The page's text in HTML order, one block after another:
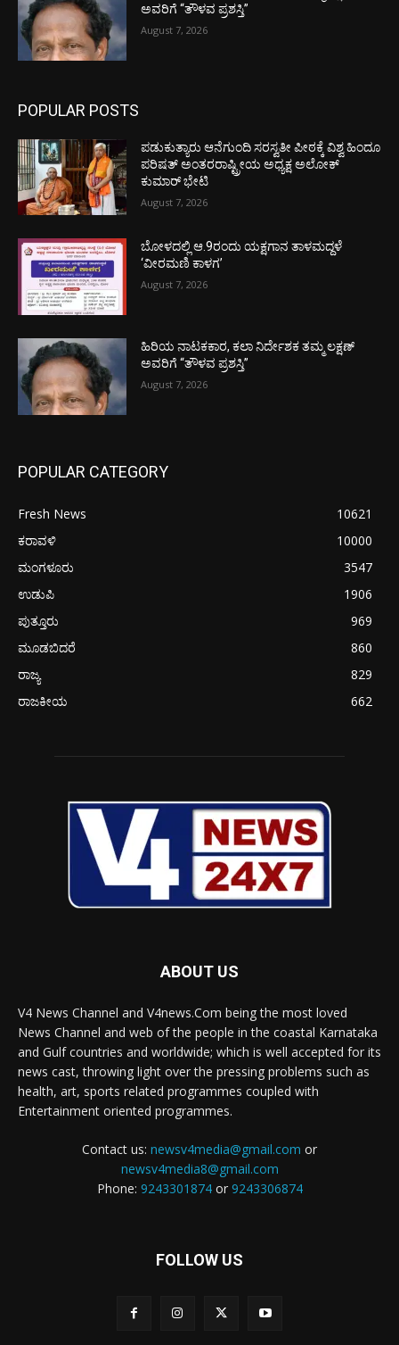
ಅವರಿಗೆ “ತೌಳವ ಪ್ರಶಸ್ತಿ”
August 7, 2026
POPULAR POSTS
ಪಡುಕುತ್ಯಾರು ಆನೆಗುಂದಿ ಸರಸ್ವತೀ ಪೀಠಕ್ಕೆ ವಿಶ್ವ ಹಿಂದೂ
ಪರಿಷತ್ ಅಂತರರಾಷ್ಟ್ರೀಯ ಅಧ್ಯಕ್ಷ ಅಲೋಕ್
ಕುಮಾರ್ ಭೇಟಿ
August 7, 2026
ಬೋಳದಲ್ಲಿ ಆ.9ರಂದು ಯಕ್ಷಗಾನ ತಾಳಮದ್ದಳೆ
‘ವೀರಮಣಿ ಕಾಳಗ’
August 7, 2026
ಹಿರಿಯ ನಾಟಕಕಾರ, ಕಲಾ ನಿರ್ದೇಶಕ ತಮ್ಮ ಲಕ್ಷಣ್
ಅವರಿಗೆ “ತೌಳವ ಪ್ರಶಸ್ತಿ”
August 7, 2026
POPULAR CATEGORY
Fresh News
10621
ಕರಾವಳಿ
10000
ಮಂಗಳೂರು
3547
ಉಡುಪಿ
1906
ಪುತ್ತೂರು
969
ಮೂಡಬಿದರೆ
860
ರಾಜ್ಯ
829
ರಾಜಕೀಯ
662
ABOUT US
V4 News Channel and V4news.Com being the most loved
News Channel and web of the people in the coastal Karnataka
and Gulf countries and worldwide; which is well accepted for its
news cast, throwing light over the pressing problems such as
health, art, sports related programmes coupled with
Entertainment oriented programmes.
Contact us: newsv4media@gmail.com or
newsv4media8@gmail.com
Phone: 9243301874or 9243306874
FOLLOW US